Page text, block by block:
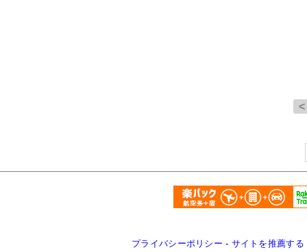
プライバシーポリシー - サイトを推薦する